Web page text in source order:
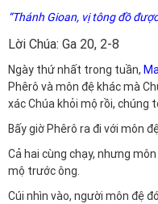
“Thánh Gioan, vị tông đồ
Lời Chúa: Ga 20, 2-8
Ngày thứ nhất trong tuần,
Phêrô và môn đệ khác mà
xác Chúa khỏi mộ rồi, chúng
Bấy giờ Phêrô ra đi với môn
Cả hai cùng chạy, nhưng
mộ trước ông.
Cúi nhìn vào, người môn đệ